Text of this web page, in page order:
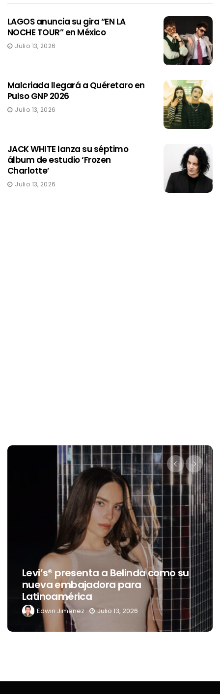
LAGOS anuncia su gira “EN LA
NOCHE TOUR” en México
Julio 13, 2026
Malcriada llegará a Quéretaro en
Pulso GNP 2026
Julio 13, 2026
JACK WHITE lanza su séptimo
álbum de estudio ‘Frozen
Charlotte’
Julio 13, 2026
Levi’s® presenta a Belinda como su
nueva embajadora para
Latinoamérica
Edwin Jimenez Julio 13, 2026